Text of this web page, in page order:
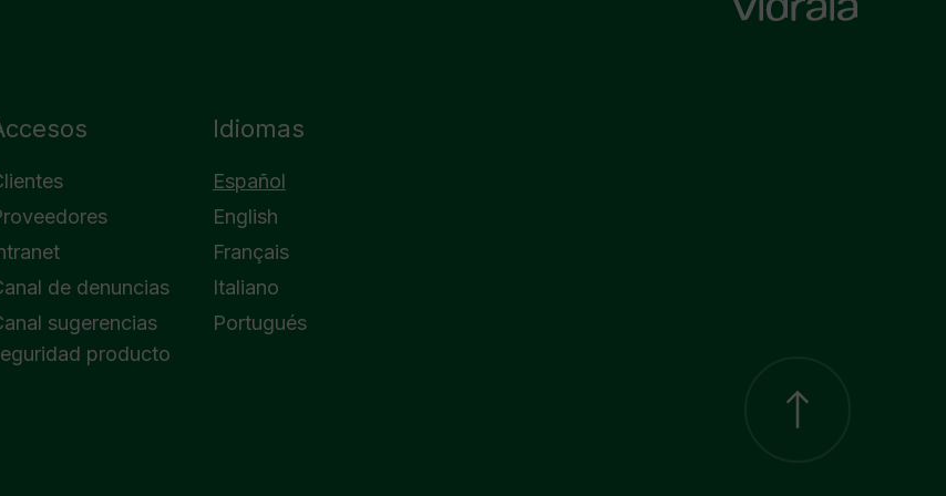
de denuncias
sugerencias
producto
Idiomas
Español
English
Français
Italiano
Portugués